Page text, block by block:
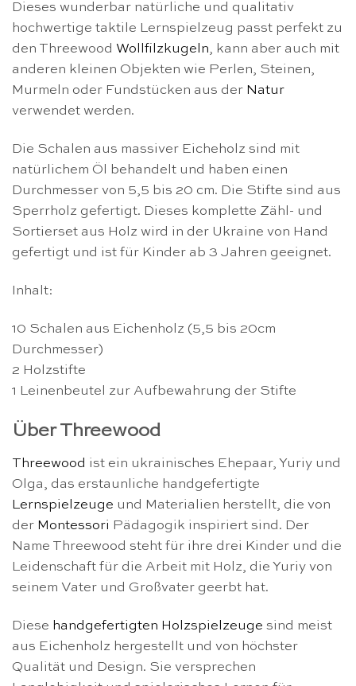
Dieses wunderbar natürliche und qualitativ
hochwertige taktile Lernspielzeug passt perfekt zu
den Threewood Wollfilzkugeln, kann aber auch mit
anderen kleinen Objekten wie Perlen, Steinen,
Murmeln oder Fundstücken aus der Natur
verwendet werden.
Die Schalen aus massiver Eicheholz sind mit
natürlichem Öl behandelt und haben einen
Durchmesser von 5,5 bis 20 cm. Die Stifte sind aus
Sperrholz gefertigt. Dieses komplette Zähl- und
Sortierset aus Holz wird in der Ukraine von Hand
gefertigt und ist für Kinder ab 3 Jahren geeignet.
Inhalt:
10 Schalen aus Eichenholz (5,5 bis 20cm
Durchmesser)
2 Holzstifte
1 Leinenbeutel zur Aufbewahrung der Stifte
Über Threewood
Threewood ist ein ukrainisches Ehepaar, Yuriy und
Olga, das erstaunliche handgefertigte
Lernspielzeuge und Materialien herstellt, die von
der Montessori Pädagogik inspiriert sind. Der
Name Threewood steht für ihre drei Kinder und die
Leidenschaft für die Arbeit mit Holz, die Yuriy von
seinem Vater und Großvater geerbt hat.
Diese handgefertigten Holzspielzeuge sind meist
aus Eichenholz hergestellt und von höchster
Qualität und Design. Sie versprechen